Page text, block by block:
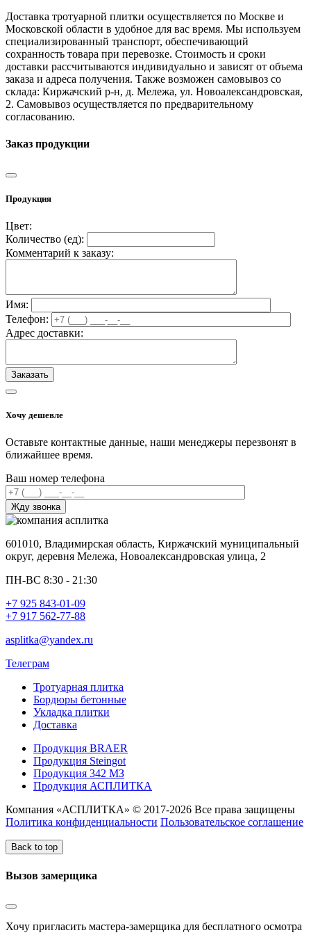
Доставка тротуарной плитки осуществляется по Москве и
Московской области в удобное для вас время. Мы используем
специализированный транспорт, обеспечивающий
сохранность товара при перевозке. Стоимость и сроки
доставки рассчитываются индивидуально и зависят от объема
заказа и адреса получения. Также возможен самовывоз со
склада: Киржачский р-н, д. Мележа, ул. Новоалександровская,
2. Самовывоз осуществляется по предварительному
согласованию.
Заказ продукции
Продукция
Цвет:
Количество (ед):
Комментарий к заказу:
Имя:
Телефон:
Адрес доставки:
Хочу дешевле
Оставьте контактные данные, наши менеджеры перезвонят в
ближайшее время.
Ваш номер телефона
601010, Владимирская область, Киржачский муниципальный
округ, деревня Мележа, Новоалександровская улица, 2
ПН-ВС 8:30 - 21:30
+7 925 843-01-09
+7 917 562-77-88
asplitka@yandex.ru
Телеграм
Тротуарная плитка
Бордюры бетонные
Укладка плитки
Доставка
Продукция BRAER
Продукция Steingot
Продукция 342 МЗ
Продукция АСПЛИТКА
Компания «АСПЛИТКА» © 2017-2026 Все права защищены
Политика конфиденциальности Пользовательское соглашение
Back to top
Вызов замерщика
Хочу пригласить мастера-замерщика для бесплатного осмотра